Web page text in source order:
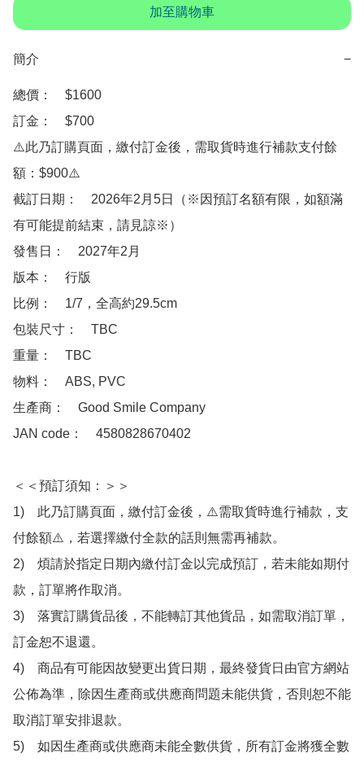
加至購物車
簡介 −
總價：　$1600
訂金：　$700
⚠️此乃訂購頁面，繳付訂金後，需取貨時進行補款支付餘
額：$900⚠️
截訂日期：　2026年2月5日（※因預訂名額有限，如額滿
有可能提前結束，請見諒※）
發售日：　2027年2月
版本：　行版
比例：　1/7，全高約29.5cm
包裝尺寸：　TBC
重量：　TBC
物料：　ABS, PVC
生產商：　Good Smile Company
JAN code：　4580828670402
＜＜預訂須知：＞＞
1)　此乃訂購頁面，繳付訂金後，⚠️需取貨時進行補款，支
付餘額⚠️，若選擇繳付全款的話則無需再補款。
2)　煩請於指定日期內繳付訂金以完成預訂，若未能如期付
款，訂單將作取消。
3)　落實訂購貨品後，不能轉訂其他貨品，如需取消訂單，
訂金恕不退還。
4)　商品有可能因故變更出貨日期，最終發貨日由官方網站
公佈為準，除因生產商或供應商問題未能供貨，否則恕不能
取消訂單安排退款。
5)　如因生產商或供應商未能全數供貨，所有訂金將獲全數